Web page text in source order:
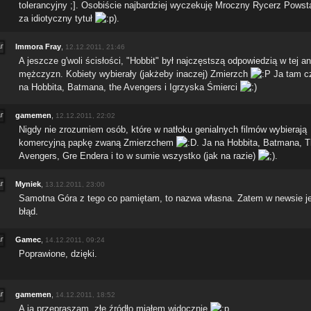
tolerancyjny ;]. Osobiście najbardziej wyczekuję Mroczny Rycerz
za idiotyczny tytuł
).
Immora Fray 12.12.2011, 21:46
A jeszcze g'woli ścisłości, "Hobbit" był najczęstszą odpowiedzią w tej
mężczyzn. Kobiety wybierały (jakżeby inaczej) Zmierzch
Ja tam
na Hobbita, Batmana, the Avengers i Igrzyska Śmierci
gamemen 12.12.2011, 22:02
Nigdy nie zrozumiem osób, które w natłoku genialnych filmów wybierają
komercyjną papkę zwaną Zmierzchem
. Ja na Hobbita, Batmana,
Avengers, Gre Endera i to w sumie wszystko (jak na razie)
Myniek 13.12.2011, 23:00
Samotna Góra z tego co pamiętam, to nazwa własna. Zatem w newsie
błąd.
Gamec 14.12.2011, 09:24
Poprawione, dzięki.
gamemen 14.12.2011, 18:52
A ja przepraszam, złe źródło miałem widocznie